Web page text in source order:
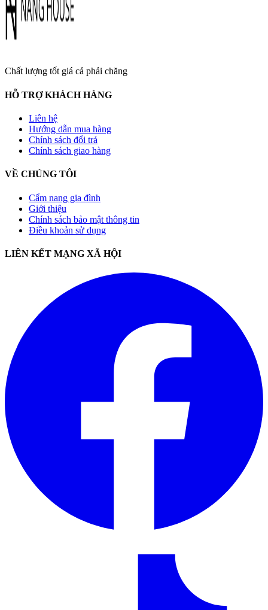
Chất lượng tốt giá cả phải chăng
HỖ TRỢ KHÁCH HÀNG
Liên hệ
Hướng dẫn mua hàng
Chính sách đổi trả
Chính sách giao hàng
VỀ CHÚNG TÔI
Cẩm nang gia đình
Giới thiệu
Chính sách bảo mật thông tin
Điều khoản sử dụng
LIÊN KẾT MẠNG XÃ HỘI